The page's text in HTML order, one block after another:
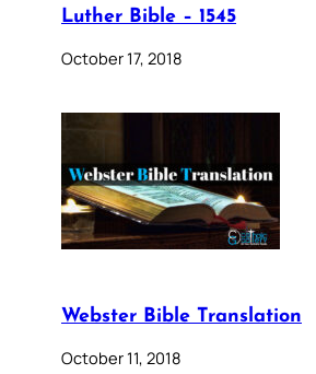
Luther Bible – 1545
October 17, 2018
Webster Bible Translation
October 11, 2018